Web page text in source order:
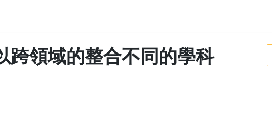
跨領域的整合不同的學科